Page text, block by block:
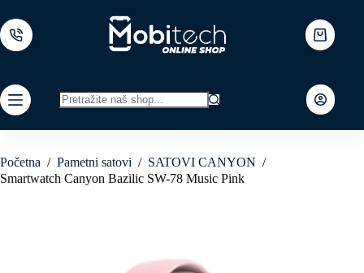
to
content
Shopping
cart
results
Početna / Pametni satovi / SATOVI CANYON /
Smartwatch Canyon Bazilic SW-78 Music Pink